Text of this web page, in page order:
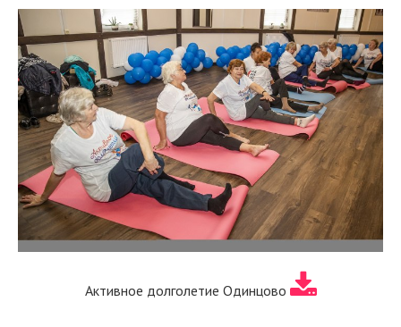
Активное долголетие Одинцово